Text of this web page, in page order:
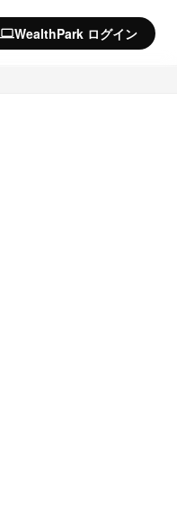
computerWealthPark ログイン